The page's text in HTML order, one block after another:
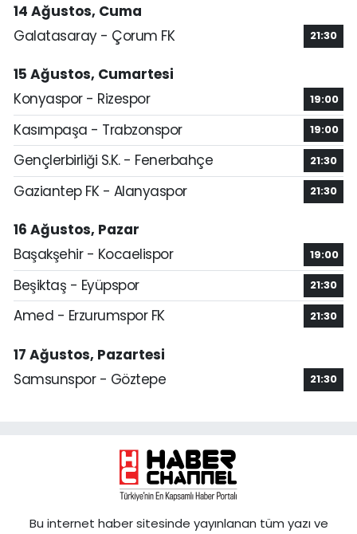
14 Ağustos, Cuma
Galatasaray - Çorum FK
21:30
15 Ağustos, Cumartesi
Konyaspor - Rizespor
19:00
Kasımpaşa - Trabzonspor 19:00
Gençlerbirliği S.K. - Fenerbahçe 21:30
Gaziantep FK - Alanyaspor 21:30
16 Ağustos, Pazar
Başakşehir - Kocaelispor
19:00
Beşiktaş - Eyüpspor 21:30
Amed - Erzurumspor FK 21:30
17 Ağustos, Pazartesi
Samsunspor - Göztepe
21:30
Bu internet haber sitesinde yayınlanan tüm yazı ve